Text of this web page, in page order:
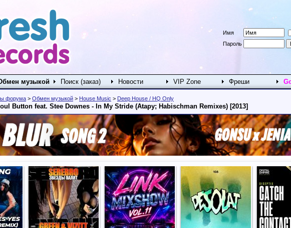
Имя
Пароль
музыкой Поиск (заказ) Новости VIP Zone Фреши
форума > Обмен музыкой > House Music > Deep House / HQ Only
Button feat. Stee Downes - In My Stride (Atapy; Habischman Remixes) [2013]